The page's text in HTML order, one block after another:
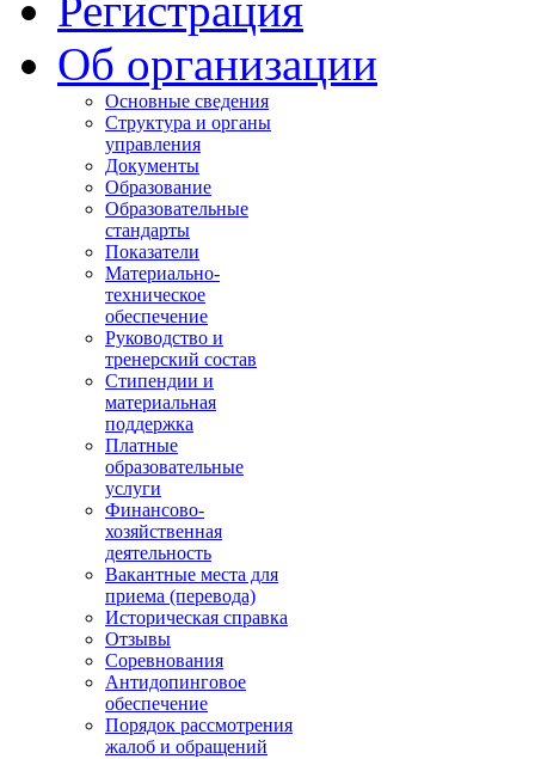
Регистрация
Об организации
Основные сведения
Структура и органы
управления
Документы
Образование
Образовательные
стандарты
Показатели
Материально-
техническое
обеспечение
Руководство и
тренерский состав
Стипендии и
материальная
поддержка
Платные
образовательные
услуги
Финансово-
хозяйственная
деятельность
Вакантные места для
приема (перевода)
Историческая справка
Отзывы
Соревнования
Антидопинговое
обеспечение
Порядок рассмотрения
жалоб и обращений